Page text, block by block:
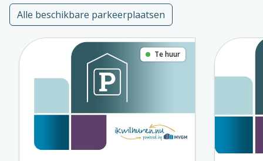
Alle beschikbare parkeerplaatsen
Te huur